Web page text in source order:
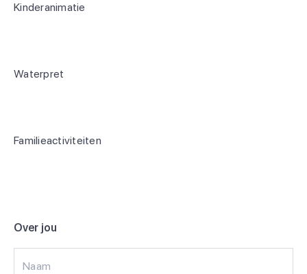
Kinderanimatie
Waterpret
Familieactiviteiten
Over jou
Naam